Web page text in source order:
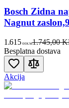
Bosch Zidna
Nagnut
1.615 00KM1.745,00
Besplatna dostava
Akcija